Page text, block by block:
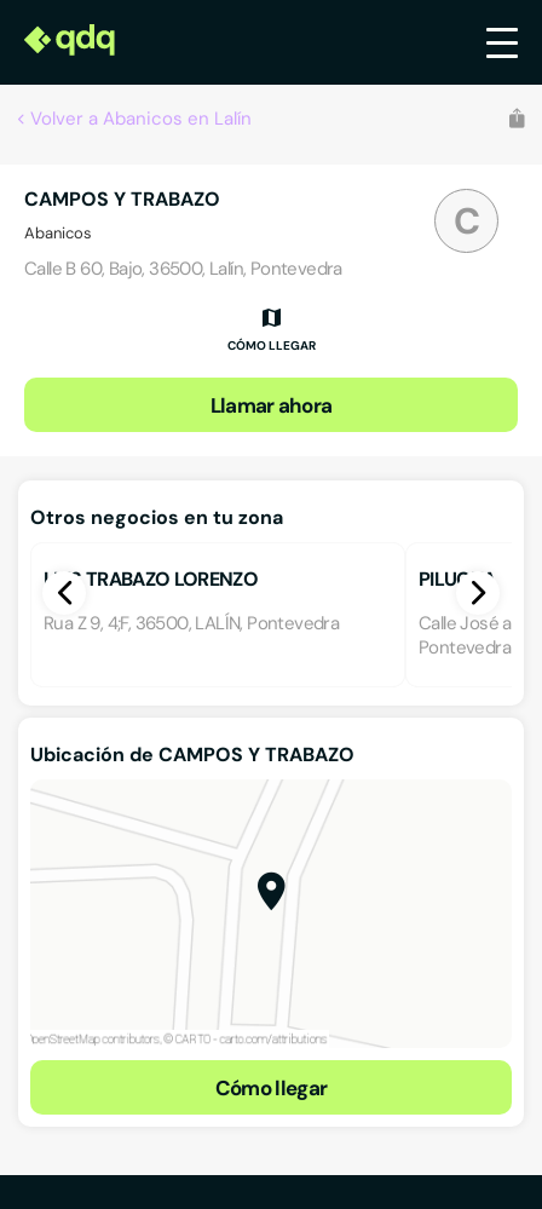
Volver a Abanicos en Lalín
C
CAMPOS Y TRABAZO
Abanicos
Calle B 60, Bajo, 36500, Lalín, Pontevedra
CÓMO LLEGAR
Llamar ahora
Otros negocios en tu zona
LUIS TRABAZO LORENZO
Rua Z 9, 4;F, 36500, LALÍN, Pontevedra
PILUCHA
Calle José
Pontevedra
Ubicación de CAMPOS Y TRABAZO
Cómo llegar